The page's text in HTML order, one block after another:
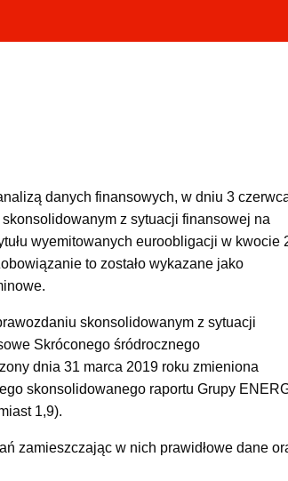
danych finansowych, w dniu 3
z sytuacji finansowej na
wyemitowanych euroobligacji w kwocie
to zostało wykazane jako
skonsolidowanym z sytuacji
Skróconego śródrocznego
dnia 31 marca 2019 roku zmieniona
skonsolidowanego raportu Grupy
1,9).
zamieszczając w nich prawidłowe dane